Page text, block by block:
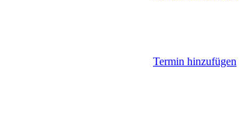
Termin hinzufügen